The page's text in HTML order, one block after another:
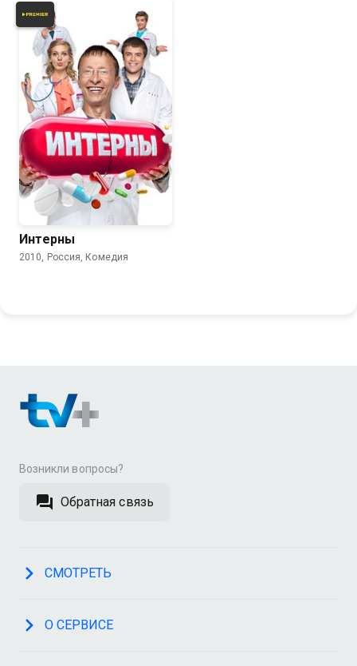
7.4 7.0
Интерны
2010, Россия, Комедия
Возникли вопросы?
Обратная связь
СМОТРЕТЬ
О СЕРВИСЕ